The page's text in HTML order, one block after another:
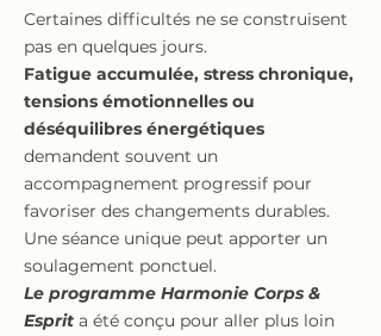
Certaines difficultés ne se construisent
pas en quelques jours.
Fatigue accumulée, stress chronique,
tensions émotionnelles ou
déséquilibres énergétiques
demandent souvent un
accompagnement progressif pour
favoriser des changements durables.
Une séance unique peut apporter un
soulagement ponctuel.
Le programme Harmonie Corps &
Esprit a été conçu pour aller plus loin